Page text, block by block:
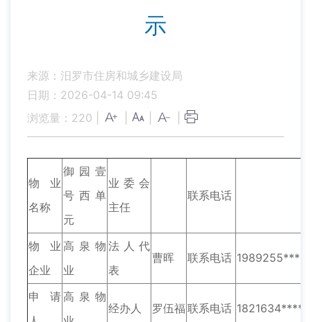
示
来源：汨罗市住房和城乡建设局
日期：2026-04-14 09:45
浏览量： 220
物业
名称
御园壹
号西单
元
业委会
主任
联系电话
物业
企业
高泉物
业
法人代
表
曹晖 联系电话 1989255****
申请高泉物
经办人 罗伍福 联系电话 1821634****